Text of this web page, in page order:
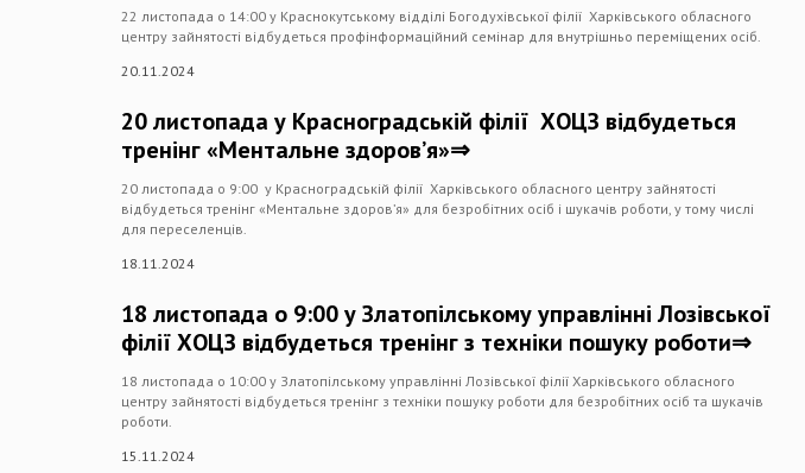
22 листопада о 14:00 у Краснокутському відділі Богодухівської філії Харківського обласного
центру зайнятості відбудеться профінформаційний семінар для внутрішньо переміщених осіб.
20.11.2024
20 листопада у Красноградській філії ХОЦЗ відбудеться
тренінг «Ментальне здоров’я»⇒
20 листопада о 9:00 у Красноградській філії Харківського обласного центру зайнятості
відбудеться тренінг «Ментальне здоров’я» для безробітних осіб і шукачів роботи, у тому числі
для переселенців.
18.11.2024
18 листопада о 9:00 у Златопілському управлінні Лозівської
філії ХОЦЗ відбудеться тренінг з техніки пошуку роботи⇒
18 листопада о 10:00 у Златопілському управлінні Лозівської філії Харківського обласного
центру зайнятості відбудеться тренінг з техніки пошуку роботи для безробітних осіб та шукачів
роботи.
15.11.2024